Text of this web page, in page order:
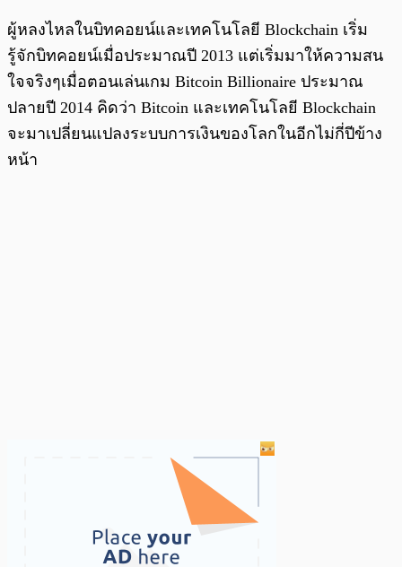
ผู้หลงไหลในบิทคอยน์และเทคโนโลยี Blockchain เริ่ม
รู้จักบิทคอยน์เมื่อประมาณปี 2013 แต่เริ่มมาให้ความสน
ใจจริงๆเมื่อตอนเล่นเกม Bitcoin Billionaire ประมาณ
ปลายปี 2014 คิดว่า Bitcoin และเทคโนโลยี Blockchain
จะมาเปลี่ยนแปลงระบบการเงินของโลกในอีกไม่กี่ปีข้าง
หน้า